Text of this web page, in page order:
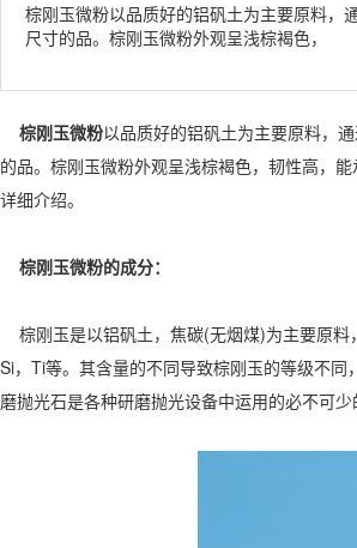
棕刚玉微粉以品质好的铝矾土为主要原料，
尺寸的品。棕刚玉微粉外观呈浅棕褐色，
棕刚玉微粉以品质好的铝矾土为主要原料，
的品。棕刚玉微粉外观呈浅棕褐色，韧性高，
详细介绍。
棕刚玉微粉的成分：
棕刚玉是以铝矾土，焦碳(无烟煤)为主要原料
Si，Ti等。其含量的不同导致棕刚玉的等级不
磨抛光石是各种研磨抛光设备中运用的必不可少